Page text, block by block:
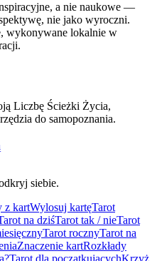
a nie naukowe —
nie jako wyroczni.
wykonywane lokalnie w
Liczbę Ścieżki Życia,
do samopoznania.
siebie.
z kartWylosuj kartęTarot
na dziśTarot tak / nieTarot
Tarot rocznyTarot na
Znaczenie kartRozkłady
Tarot dla początkującychKrzyż